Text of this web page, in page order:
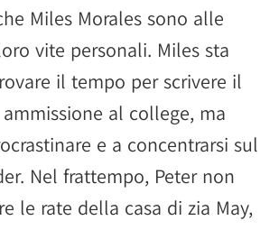
Miles Morales sono alle
vite personali. Miles sta
il tempo per scrivere il
al college, ma
e a concentrarsi sul
Nel frattempo, Peter non
le rate della casa di zia May,